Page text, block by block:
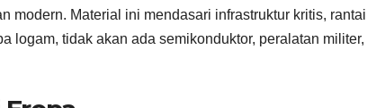
modern. Material ini mendasari infrastruktur kritis, rantai
logam, tidak akan ada semikonduktor, peralatan militer,